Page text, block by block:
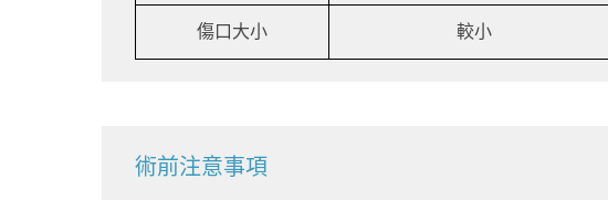
傷口大小 較小
術前注意事項